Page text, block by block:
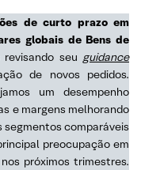
de curto prazo em
globais de Bens de
seu guidance
de novos pedidos.
um desempenho
e margens melhorando
segmentos comparáveis
preocupação em
próximos trimestres.